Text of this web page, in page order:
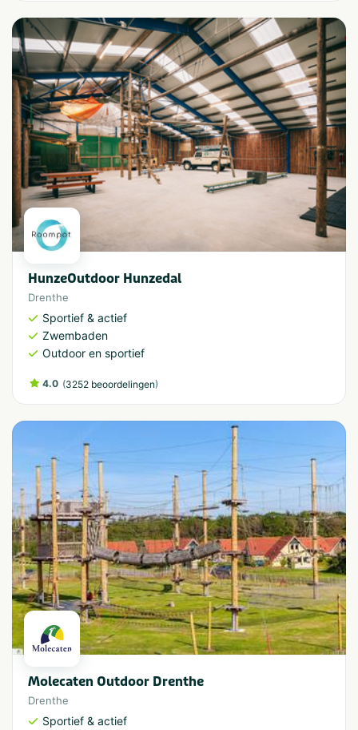
HunzeOutdoor Hunzedal
Drenthe
Sportief & actief
Zwembaden
Outdoor en sportief
4.0 (3252 beoordelingen)
Molecaten Outdoor Drenthe
Drenthe
Sportief & actief